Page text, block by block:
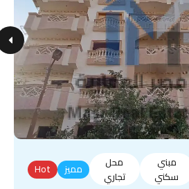
مبني
سكني
محل
تجاري
مميز Hot